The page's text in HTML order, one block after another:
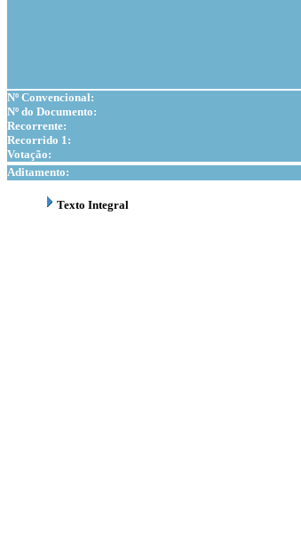
Nº Convencional:
Nº do Documento:
Recorrente:
Recorrido 1:
Votação:
Aditamento:
Texto Integral